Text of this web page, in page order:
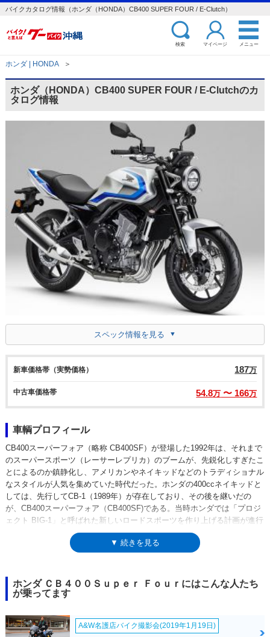
バイクカタログ情報（ホンダ（HONDA）CB400 SUPER FOUR / E-Clutch）
検索 マイページ メニュー
ホンダ | HONDA ＞
ホンダ（HONDA）CB400 SUPER FOUR / E-Clutchのカ
タログ情報
スペック情報を見る
新車価格帯（実勢価格） 187万
中古車価格帯 54.8万 〜 166万
車輌プロフィール
CB400スーパーフォア（略称 CB400SF）が登場した1992年は、それまで
のスーパースポーツ（レーサーレプリカ）のブームが、先鋭化しすぎたこ
とによるのか鎮静化し、アメリカンやネイキッドなどのトラディショナル
なスタイルが人気を集めていた時代だった。ホンダの400ccネイキッドと
しては、先行してCB-1（1989年）が存在しており、その後を継いだの
が、CB400スーパーフォア（CB400SF)である。当時ホンダでは「プロジ
ェクト BIG-1」と呼ばれた新しいロードスポーツを作り上げる計画が進行
しており、1991年秋の東京モーターショーで、CB1000スーパーフォアと
いうコンセプトモデルが発表されていた（のち、市販化）。その400ccバ
NC39型へと進化したタイミングで、以降のモデルでCB400スーパーフォ
アを象徴する機能となる「HYPER VTEC」が搭載された。この、エンジ
のバージョンアップを中心に、2000年代前半のマイナーチェンジが行わ
れ、2005年からは、ハーフカウルを装備したCB400スーパーボルドール
▼ 続きを見る
ホンダ ＣＢ４００Ｓｕｐｅｒ Ｆｏｕｒにはこんな人たち
が乗ってます
A&W名護店バイク撮影会(2019年1月19日)